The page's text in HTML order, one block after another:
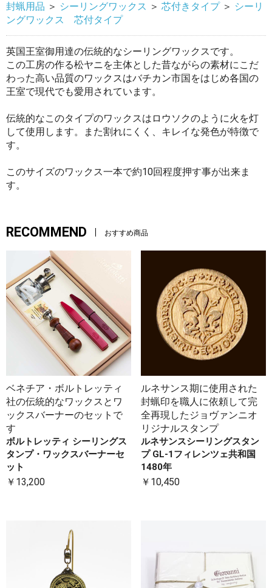
封蝋用品 ＞ シーリングワックス ＞ 芯付きタイプ ＞ シーリ
ングワックス 芯付タイプ
英国王室御用達の伝統的なシーリングワックスです。
この工房の作る松ヤニを主体とした昔ながらの素材にこだ
わった高い品質のワックスはバチカン市国をはじめ各国の
王室で現代でも愛用されています。
伝統的なこのタイプのワックスはロウソクのように火を灯
して使用します。また割れにくく、キレイな発色が特徴で
す。
このサイズのワックス一本で約10回程度押す事が出来ま
す。
RECOMMEND おすすめ商品
ベネチア・ボルトレッティ
社の伝統的なワックスとワ
ックスバーナーのセットで
す
ボルトレッティ シーリングス
タンプ・ワックスバーナーセ
ット
￥13,200
ルネサンス期に使用された
封蝋印を職人に依頼して完
全再現したジョヴァンニオ
リジナルスタンプ
ルネサンスシーリングスタン
プ GL-1フィレンツェ共和国
1480年
￥10,450